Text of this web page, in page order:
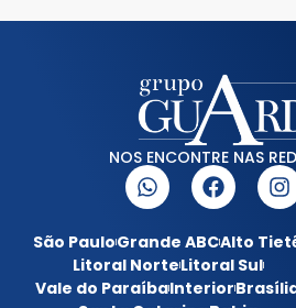
NOS ENCONTRE NAS
São PauloGrande ABCAlto
Litoral NorteLitoral Sul
Vale do ParaíbaInterior